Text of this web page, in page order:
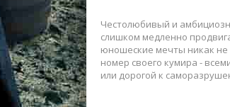
Честолюбивый и
слишком медленно
юношеские мечты никак не
номер своего кумира -
или дорогой к